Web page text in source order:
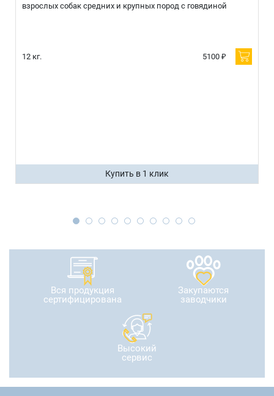
взрослых собак средних и крупных пород с говядиной
12 кг. 5100 ₽
Купить в 1 клик
Вся продукция
сертифицирована
Закупаются
заводчики
Высокий
сервис